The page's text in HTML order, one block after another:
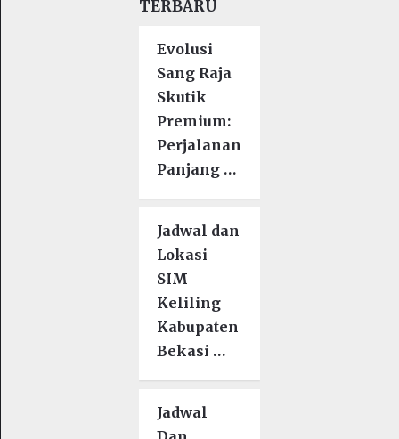
TERBARU
Evolusi
Sang Raja
Skutik
Premium:
Perjalanan
Panjang …
Jadwal dan
Lokasi
SIM
Keliling
Kabupaten
Bekasi …
Jadwal